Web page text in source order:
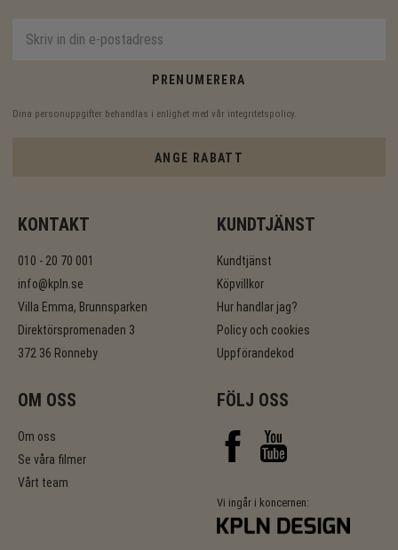
PRENUMERERA
Dina personuppgifter behandlas i enlighet med vår integritetspolicy.
ANGE RABATT
KONTAKT
010 - 20 70 001
info@kpln.se
Villa Emma, Brunnsparken
Direktörspromenaden 3
372 36 Ronneby
KUNDTJÄNST
Kundtjänst
Köpvillkor
Hur handlar jag?
Policy och cookies
Uppförandekod
OM OSS
Om oss
Se våra filmer
Vårt team
FÖLJ OSS
Vi ingår i koncernen: